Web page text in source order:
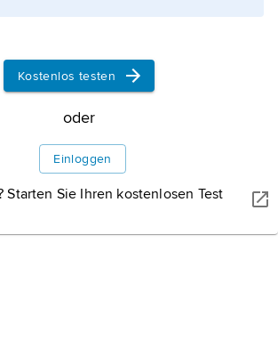
Kostenlos testen
oder
Einloggen
Starten Sie Ihren kostenlosen Test